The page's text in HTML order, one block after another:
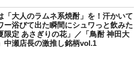
「大人のラムネ系焼酎」を！汗かいて
ー浴びて出た瞬間にシュワっと飲みた
限定 あさぎりの花」／「鳥酎 神田大
中瀬店長の激推し銘柄vol.1